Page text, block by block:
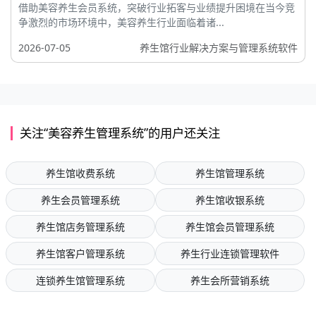
借助美容养生会员系统，突破行业拓客与业绩提升困境在当今竞
争激烈的市场环境中，美容养生行业面临着诸...
2026-07-05
养生馆行业解决方案与管理系统软件
关注“美容养生管理系统”的用户还关注
养生馆收费系统
养生馆管理系统
养生会员管理系统
养生馆收银系统
养生馆店务管理系统
养生馆会员管理系统
养生馆客户管理系统
养生行业连锁管理软件
连锁养生馆管理系统
养生会所营销系统